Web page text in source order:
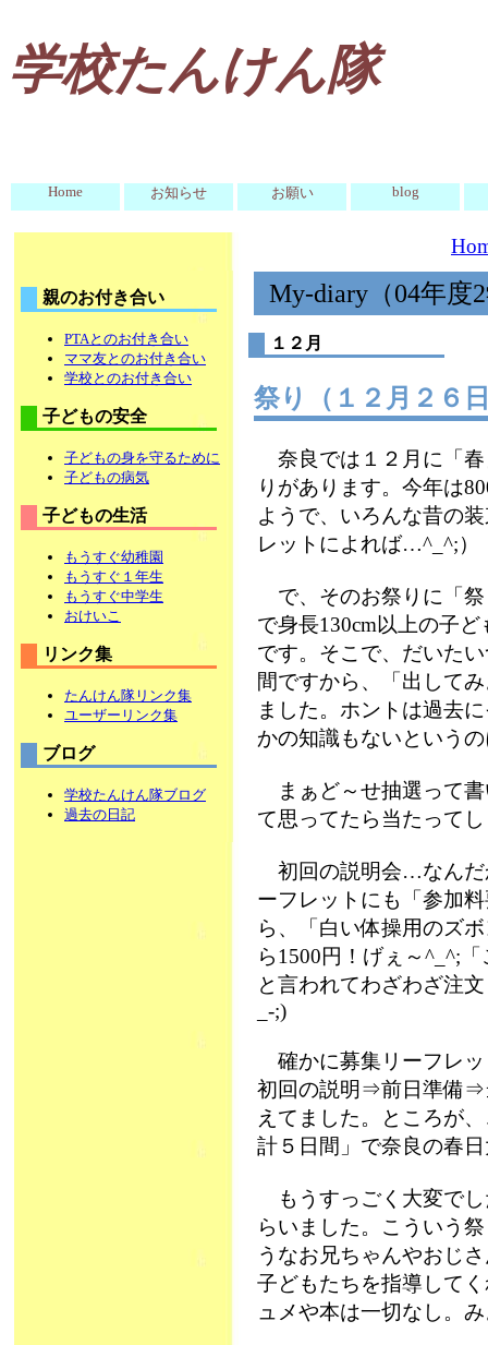
学校たんけん隊
Home お知らせ お願い blog
親のお付き合い
PTAとのお付き合い
ママ友とのお付き合い
学校とのお付き合い
子どもの安全
子どもの身を守るために
子どもの病気
子どもの生活
もうすぐ幼稚園
もうすぐ１年生
もうすぐ中学生
おけいこ
リンク集
たんけん隊リンク集
ユーザーリンク集
ブログ
学校たんけん隊ブログ
過去の日記
My-diary（04年度
１２月
祭り（１２月２
奈良では１２月に「春
りがあります。今年は
ようで、いろんな昔の
レットによれば…^_^;）
で、そのお祭りに「祭
で身長130cm以上の子
です。そこで、だいた
間ですから、「出して
ました。ホントは過去
かの知識もないという
まぁど～せ抽選って書
て思ってたら当たって
初回の説明会…なんだ
ーフレットにも「参加
ら、「白い体操用のズ
ら1500円！げぇ～^_^;
と言われてわざわざ注
_-;)
確かに募集リーフレッ
初回の説明⇒前日準備⇒
えてました。ところが
計５日間」で奈良の春
もうすっごく大変でし
らいました。こういう
うなお兄ちゃんやおじ
子どもたちを指導して
ュメや本は一切なし。